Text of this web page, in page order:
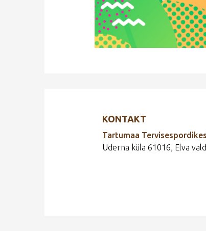
KONTAKT
Tartumaa
Uderna küla 61016, Elva vald